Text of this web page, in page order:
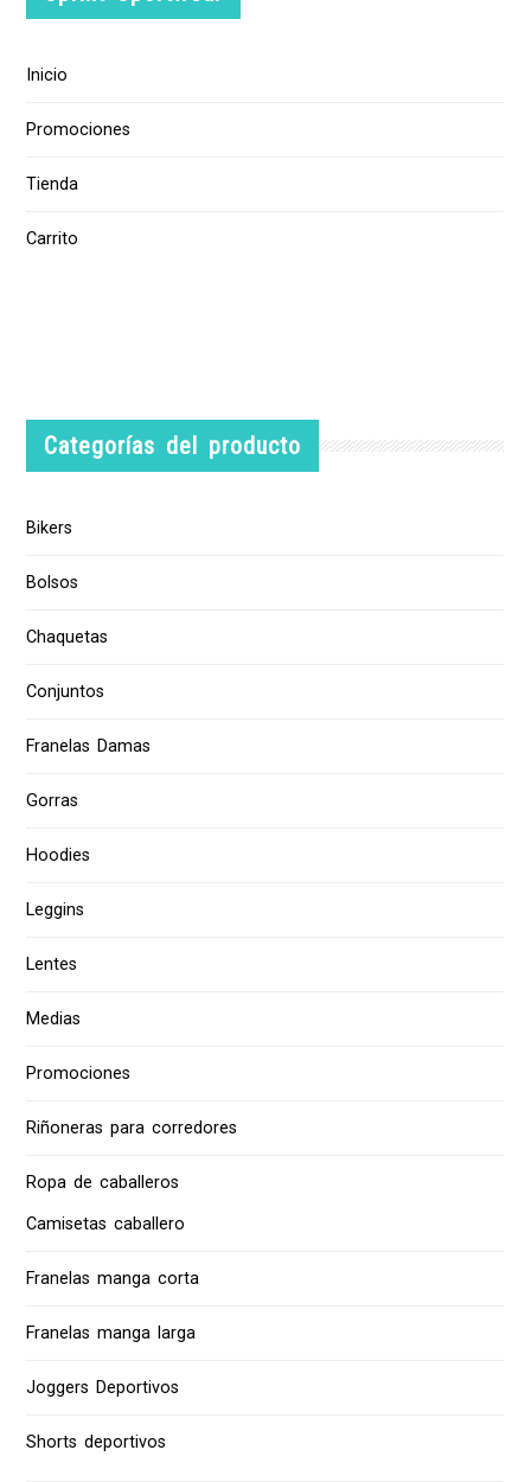
Inicio
Promociones
Tienda
Carrito
Categorías del producto
Bikers
Bolsos
Chaquetas
Conjuntos
Franelas Damas
Gorras
Hoodies
Leggins
Lentes
Medias
Promociones
Riñoneras para corredores
Ropa de caballeros
Camisetas caballero
Franelas manga corta
Franelas manga larga
Joggers Deportivos
Shorts deportivos